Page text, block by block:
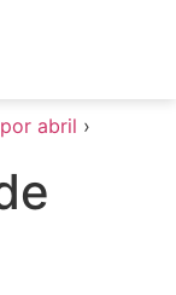
abril ›